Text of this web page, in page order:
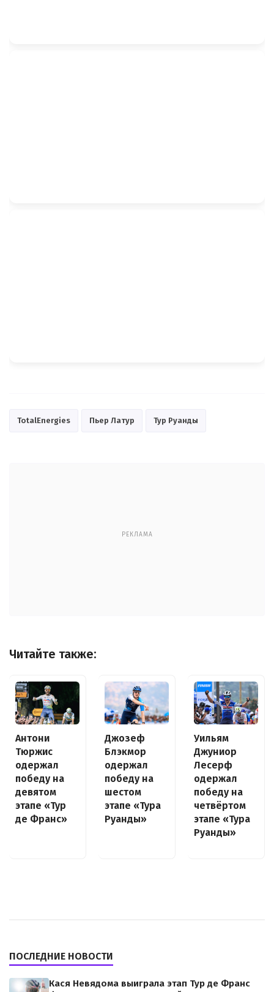
TotalEnergies Пьер Латур Тур Руанды
РЕКЛАМА
Читайте также:
Антони
Тюржис
одержал
победу на
девятом
этапе «Тур
де Франс»
Джозеф
Блэкмор
одержал
победу на
шестом
этапе «Тура
Руанды»
Уильям
Джуниор
Лесерф
одержал
победу на
четвёртом
этапе «Тура
Руанды»
ПОСЛЕДНИЕ НОВОСТИ
Кася Невядома выиграла этап Тур де Франс